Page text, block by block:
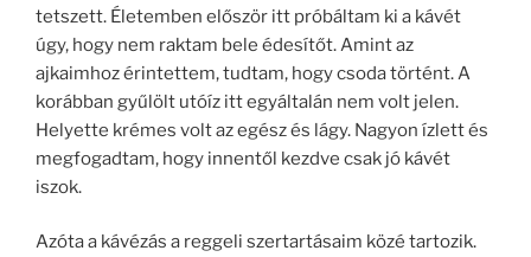
tetszett. Életemben először itt próbáltam ki a kávét
úgy, hogy nem raktam bele édesítőt. Amint az
ajkaimhoz érintettem, tudtam, hogy csoda történt. A
korábban gyűlölt utóíz itt egyáltalán nem volt jelen.
Helyette krémes volt az egész és lágy. Nagyon ízlett és
megfogadtam, hogy innentől kezdve csak jó kávét
iszok.
Azóta a kávézás a reggeli szertartásaim közé tartozik.